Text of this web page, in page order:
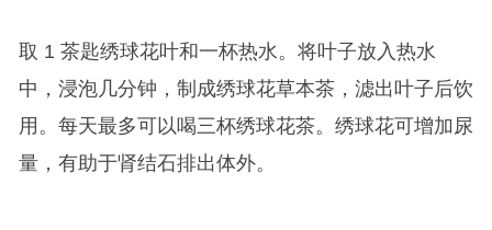
取 1 茶匙绣球花叶和一杯热水。将叶子放入热水
中，浸泡几分钟，制成绣球花草本茶，滤出叶子后饮
用。每天最多可以喝三杯绣球花茶。绣球花可增加尿
量，有助于肾结石排出体外。